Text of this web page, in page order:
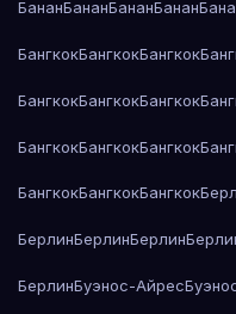
БананБананБананБанан
БангкокБангкокБангкок
БангкокБангкокБангкок
БангкокБангкокБангкок
БангкокБангкокБангкок
БерлинБерлинБерлин
БерлинБуэнос-Айрес